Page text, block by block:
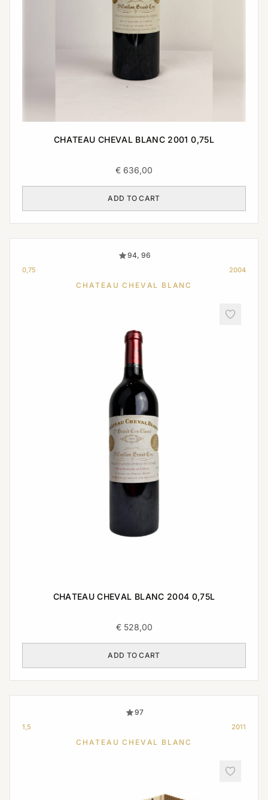
CHATEAU CHEVAL BLANC 2001 0,75L
€ 636,00
ADD TO CART
94, 96
0,75 2004
CHATEAU CHEVAL BLANC
CHATEAU CHEVAL BLANC 2004 0,75L
€528,00
ADD TO CART
97
1,5 2011
CHATEAU CHEVAL BLANC